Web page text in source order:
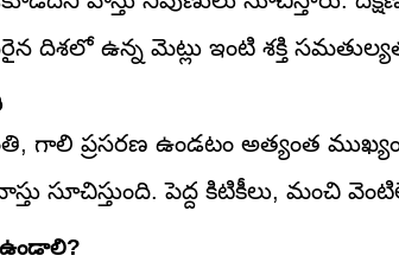
దిశలో ఉన్న మెట్లు ఇంటి శక్తి
గాలి ప్రసరణ ఉండటం అత్యంత
సూచిస్తుంది. పెద్ద కిటికీలు, మంచి